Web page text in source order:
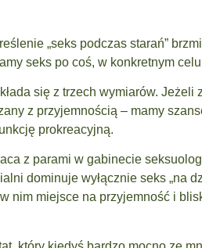
„seks podczas starań”
seks po coś, w konkretnym
się z trzech wymiarów.
z przyjemnością – mamy
prokreacyjną.
z parami w gabinecie
dominuje wyłącznie seks „na
nim miejsce na przyjemność i